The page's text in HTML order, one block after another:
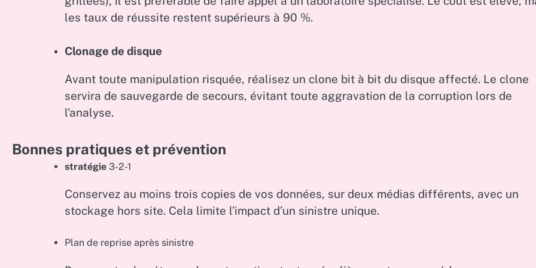
les taux de réussite restent supérieurs à 90 %.
Clonage de disque
Avant toute manipulation risquée, réalisez un clone bit à bit du disque affecté. Le clone
servira de sauvegarde de secours, évitant toute aggravation de la corruption lors de
l’analyse.
Bonnes pratiques et prévention
stratégie 3-2-1
Conservez au moins trois copies de vos données, sur deux médias différents, avec un
stockage hors site. Cela limite l’impact d’un sinistre unique.
Plan de reprise après sinistre